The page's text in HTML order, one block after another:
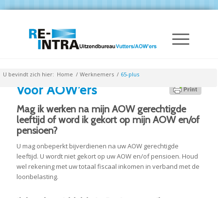
U bevindt zich hier: Home / Werknemers / 65-plus
Voor AOW’ers
Mag ik werken na mijn AOW gerechtigde
leeftijd of word ik gekort op mijn AOW en/of
pensioen?
U mag onbeperkt bijverdienen na uw AOW gerechtigde
leeftijd. U wordt niet gekort op uw AOW en/of pensioen. Houd
wel rekening met uw totaal fiscaal inkomen in verband met de
loonbelasting.